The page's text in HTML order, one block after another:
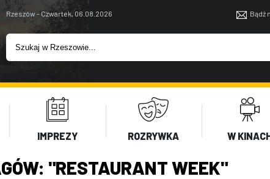
Rzeszów - Czwartek, 06.08.2026 Bądź
IMPREZY ROZRYWKA W
"RESTAURANT WEEK"